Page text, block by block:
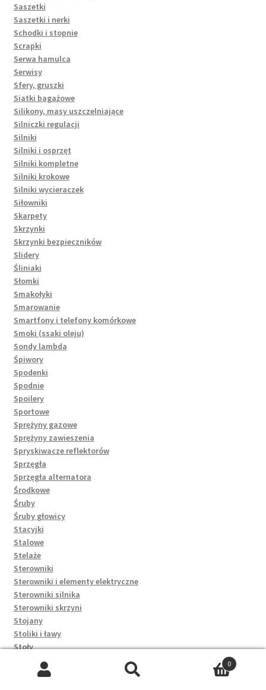
Saszetki
Saszetki i nerki
Schodki i stopnie
Scrapki
Serwa hamulca
Serwisy
Sfery, gruszki
Siatki bagażowe
Silikony, masy uszczelniające
Silniczki regulacji
Silniki
Silniki i osprzęt
Silniki kompletne
Silniki krokowe
Silniki wycieraczek
Siłowniki
Skarpety
Skrzynki
Skrzynki bezpieczników
Slidery
Śliniaki
Słomki
Smakołyki
Smarowanie
Smartfony i telefony komórkowe
Smoki (ssaki oleju)
Sondy lambda
Śpiwory
Spodenki
Spodnie
Spoilery
Sportowe
Sprężyny gazowe
Sprężyny zawieszenia
Spryskiwacze reflektorów
Sprzęgła
Sprzęgła alternatora
Środkowe
Śruby
Śruby głowicy
Stacyjki
Stalowe
Stelaże
Sterowniki
Sterowniki i elementy elektryczne
Sterowniki silnika
Sterowniki skrzyni
Stojany
Stoliki i ławy
Stoły
Stoły i stoliki
Stopki
0